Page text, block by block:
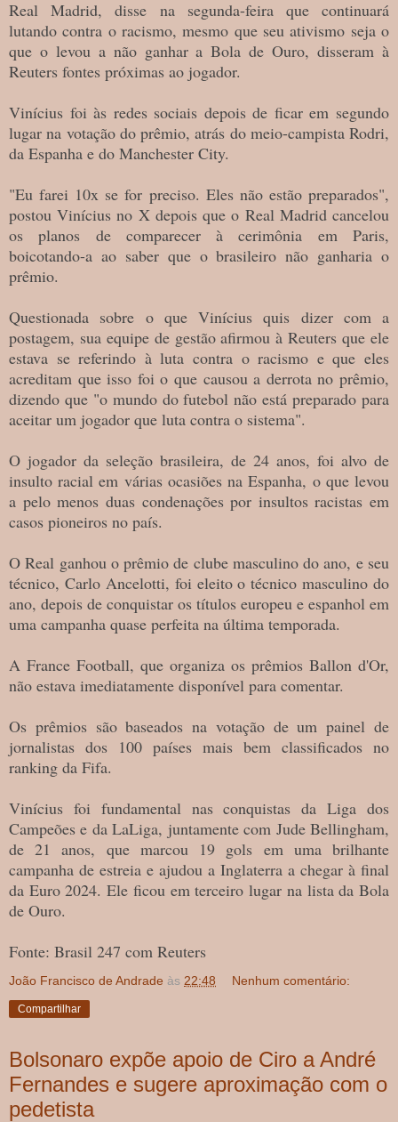
Real Madrid, disse na segunda-feira que continuará
lutando contra o racismo, mesmo que seu ativismo seja o
que o levou a não ganhar a Bola de Ouro, disseram à
Reuters fontes próximas ao jogador.
Vinícius foi às redes sociais depois de ficar em segundo
lugar na votação do prêmio, atrás do meio-campista Rodri,
da Espanha e do Manchester City.
"Eu farei 10x se for preciso. Eles não estão preparados",
postou Vinícius no X depois que o Real Madrid cancelou
os planos de comparecer à cerimônia em Paris,
boicotando-a ao saber que o brasileiro não ganharia o
prêmio.
Questionada sobre o que Vinícius quis dizer com a
postagem, sua equipe de gestão afirmou à Reuters que ele
estava se referindo à luta contra o racismo e que eles
acreditam que isso foi o que causou a derrota no prêmio,
dizendo que "o mundo do futebol não está preparado para
aceitar um jogador que luta contra o sistema".
O jogador da seleção brasileira, de 24 anos, foi alvo de
insulto racial em várias ocasiões na Espanha, o que levou
a pelo menos duas condenações por insultos racistas em
casos pioneiros no país.
O Real ganhou o prêmio de clube masculino do ano, e seu
técnico, Carlo Ancelotti, foi eleito o técnico masculino do
ano, depois de conquistar os títulos europeu e espanhol em
uma campanha quase perfeita na última temporada.
A France Football, que organiza os prêmios Ballon d'Or,
não estava imediatamente disponível para comentar.
Os prêmios são baseados na votação de um painel de
jornalistas dos 100 países mais bem classificados no
ranking da Fifa.
Vinícius foi fundamental nas conquistas da Liga dos
Campeões e da LaLiga, juntamente com Jude Bellingham,
de 21 anos, que marcou 19 gols em uma brilhante
campanha de estreia e ajudou a Inglaterra a chegar à final
da Euro 2024. Ele ficou em terceiro lugar na lista da Bola
de Ouro.
Fonte: Brasil 247 com Reuters
João Francisco de Andrade às 22:48 Nenhum comentário:
Compartilhar
Bolsonaro expõe apoio de Ciro a André
Fernandes e sugere aproximação com o
pedetista